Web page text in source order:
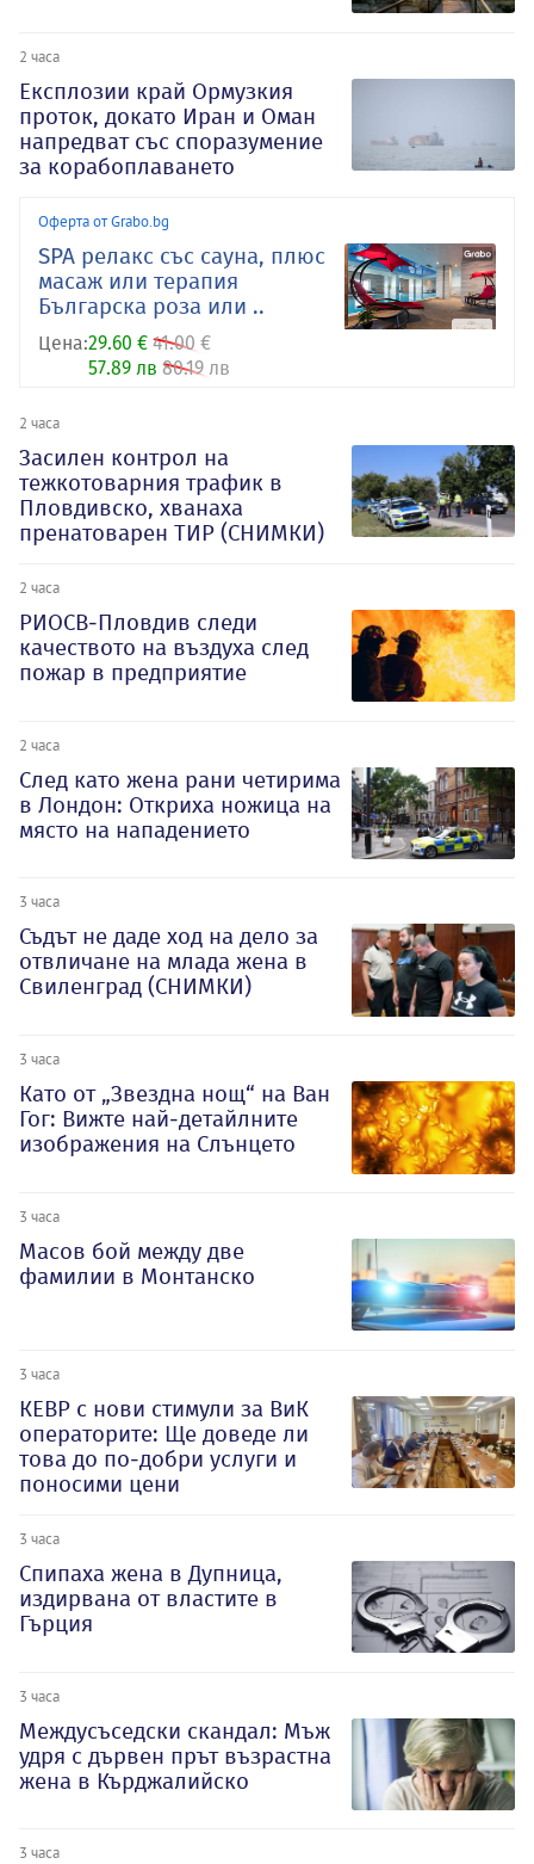
2 часа
Експлозии край Ормузкия
проток, докато Иран и Оман
напредват със споразумение
за корабоплаването
Оферта от Grabo.bg
SPA релакс със сауна, плюс
масаж или терапия
Българска роза или ..
Цена:29.60 € 41.00 €
57.89 лв 80.19 лв
2 часа
Засилен контрол на
тежкотоварния трафик в
Пловдивско, хванаха
пренатоварен ТИР (СНИМКИ)
2 часа
РИОСВ-Пловдив следи
качеството на въздуха след
пожар в предприятие
2 часа
След като жена рани четирима
в Лондон: Откриха ножица на
място на нападението
3 часа
Съдът не даде ход на дело за
отвличане на млада жена в
Свиленград (СНИМКИ)
3 часа
Като от „Звездна нощ“ на Ван
Гог: Вижте най-детайлните
изображения на Слънцето
3 часа
Масов бой между две
фамилии в Монтанско
3 часа
КЕВР с нови стимули за ВиК
операторите: Ще доведе ли
това до по-добри услуги и
поносими цени
3 часа
Спипаха жена в Дупница,
издирвана от властите в
Гърция
3 часа
Междусъседски скандал: Мъж
удря с дървен прът възрастна
жена в Кърджалийско
3 часа